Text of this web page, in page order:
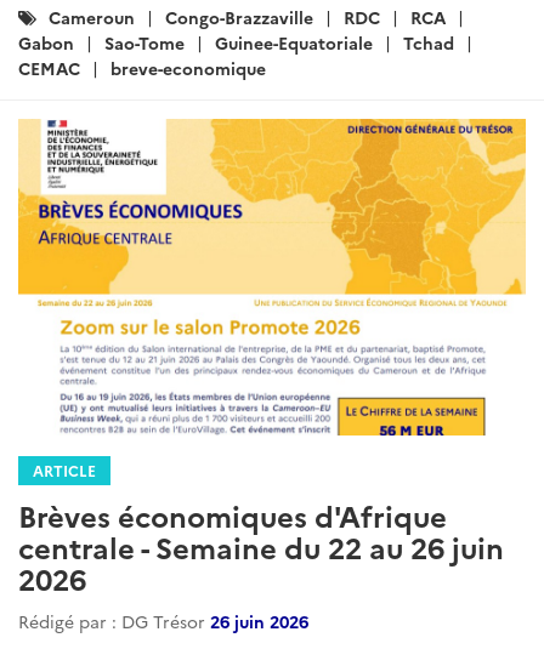
Catégories
:
Cameroun Congo-Brazzaville RDC
RCA
Gabon
Sao-Tome Guinee-Equatoriale
Tchad
CEMAC
breve-economique
ARTICLE
Brèves économiques d'Afrique
centrale - Semaine du 22 au 26 juin
2026
Rédigé par : DG Trésor 26 juin 2026